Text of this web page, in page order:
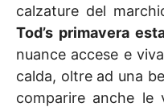
calzature del
Tod’s primavera
nuance accese e
calda, oltre ad una
comparire anche le